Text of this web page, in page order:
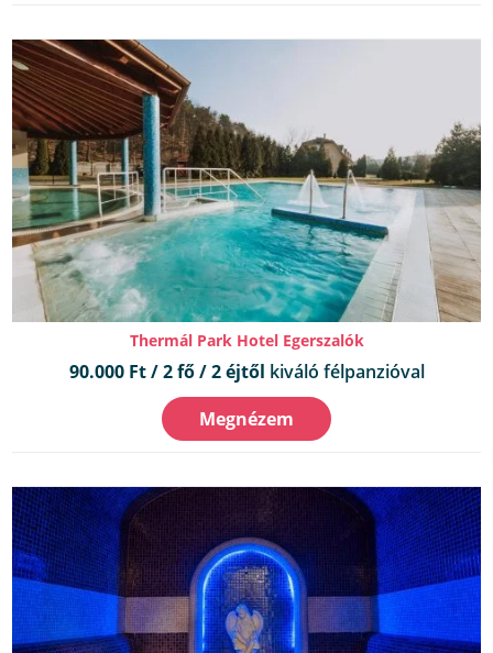
Thermál Park Hotel Egerszalók
90.000 Ft / 2 fő / 2 éjtől kiváló félpanzióval
Megnézem